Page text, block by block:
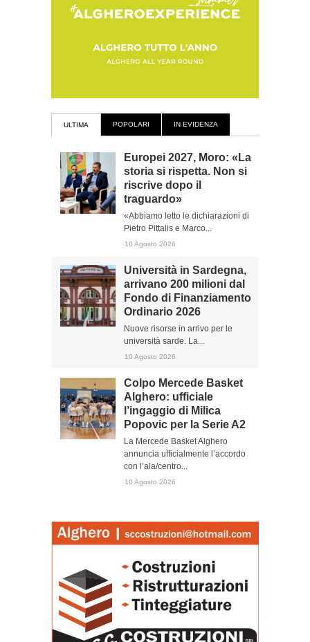
ULTIMA POPOLARI IN EVIDENZA
Europei 2027, Moro: «La
storia si rispetta. Non si
riscrive dopo il
traguardo»
«Abbiamo letto le dichiarazioni di
Pietro Pittalis e Marco...
10 Agosto 2026
Università in Sardegna,
arrivano 200 milioni dal
Fondo di Finanziamento
Ordinario 2026
Nuove risorse in arrivo per le
università sarde. La...
10 Agosto 2026
Colpo Mercede Basket
Alghero: ufficiale
l’ingaggio di Milica
Popovic per la Serie A2
La Mercede Basket Alghero
annuncia ufficialmente l’accordo
con l’ala/centro...
10 Agosto 2026